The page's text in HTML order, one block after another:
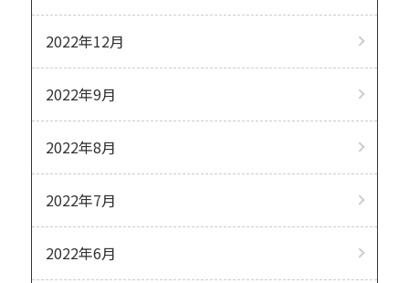
2022年12月
2022年9月
2022年8月
2022年7月
2022年6月